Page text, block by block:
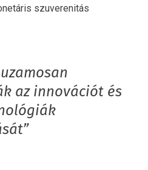
szuverenitás
az innovációt és